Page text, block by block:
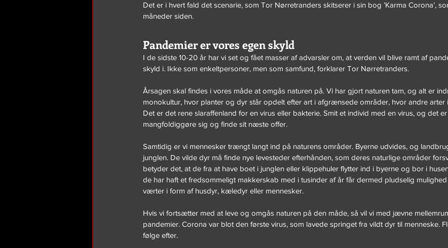
Det er i hvert fald det scenarie, som Tor Nørretranders skitserer i sin bog ’Karma Corona’,
måneder siden.
Pandemier er vores egen skyld
I de sidste 10-20 år har vi set og fået masser af advarsler om, at verden vil blive ramt af
skyld i. Ikke som enkeltpersoner, men som samfund, forklarer Tor Nørretranders.
Årsagen skal findes i vores måde at omgås naturen på. Vi har gjort naturen tam, og alt er
monokultur, hvor planter og dyr står opdelt efter art i afgrænsede områder, hvor andre arter
Det er det rene slaraffenland for en virus eller bakterie. Smit et individ med en virus, og det
mangfoldiggøre sig og finde sit næste offer.
Samtidig er vi mennesker trængt langt ind på naturens områder. Byerne udvides, og
junglen. De vilde dyr må finde nye levesteder efterhånden, som deres naturlige områder
betyder det, at de fra at have boet i junglen eller klippehuler flytter ind i byerne og bor i
de har haft et fredsommeligt makkerskab med i tusinder af år får dermed pludselig
værter i form af husdyr, kæledyr eller mennesker.
Hvis vi fortsætter med at leve og omgås naturen på den måde, så vil vi med jævne
pandemier. Corona var blot den første virus, som lavede springet fra vildt dyr til menneske.
følge efter.